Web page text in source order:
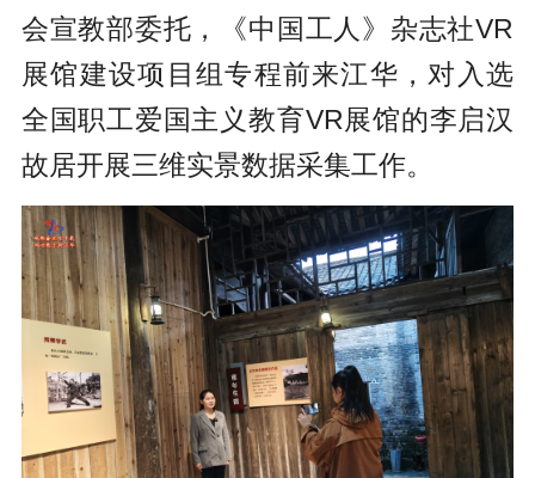
会宣教部委托，《中国工人》杂志社VR
展馆建设项目组专程前来江华，对入选
全国职工爱国主义教育VR展馆的李启汉
故居开展三维实景数据采集工作。